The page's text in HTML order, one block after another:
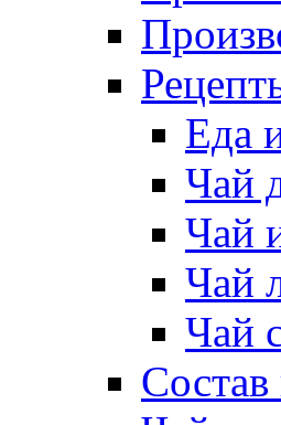
Еда
Чай
Чай
Чай
Чай
Состав